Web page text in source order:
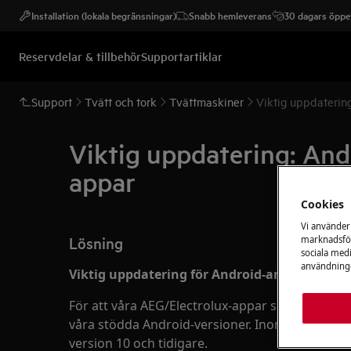
Installation (lokala begränsningar) Snabb hemleverans 30 dagars
Reservdelar & tillbehörSupportartiklar
Support Tvätt och tork Tvättmaskiner Viktig
Viktig uppdatering:
appar
Lösning
Viktig uppdatering för Android-användare:
För att våra AEG/Electrolux-appar ska fungera
våra stödda Android-versioner. Inom kort
version 10 och tidigare.
Cookies
Vi
sociala